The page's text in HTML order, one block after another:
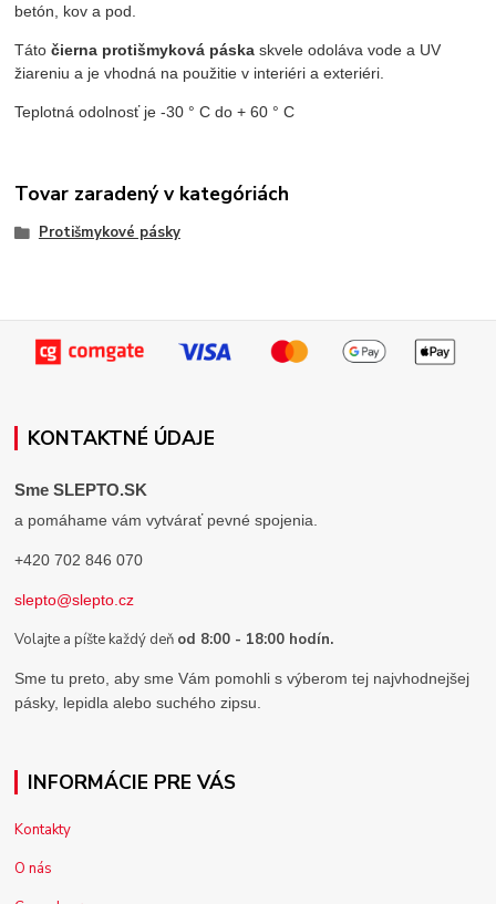
betón, kov a pod.
Tátočierna protišmyková páska skvele odoláva vode a UV
žiareniu a je vhodná na použitie v interiéri a exteriéri.
Teplotná odolnosť je -30 ° C do + 60 ° C
Tovar zaradený v kategóriách
Protišmykové pásky
KONTAKTNÉ ÚDAJE
Sme SLEPTO.SK
a pomáhame vám vytvárať pevné spojenia.
+420 702 846 070
slepto@slepto.cz
Volajte a píšte každý deň od 8:00 - 18:00 hodín.
Sme tu preto, aby sme Vám pomohli s výberom tej najvhodnejšej
pásky, lepidla alebo suchého zipsu.
INFORMÁCIE PRE VÁS
Kontakty
O nás